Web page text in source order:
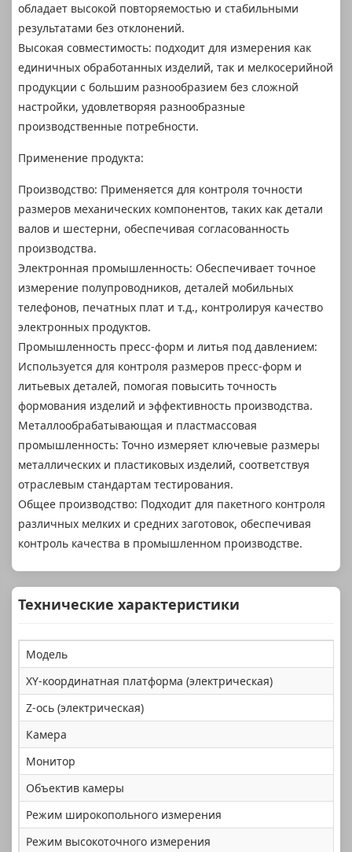
обладает высокой повторяемостью и стабильными
результатами без отклонений.
Высокая совместимость: подходит для измерения как
единичных обработанных изделий, так и мелкосерийной
продукции с большим разнообразием без сложной
настройки, удовлетворяя разнообразные
производственные потребности.
Применение продукта:
Производство: Применяется для контроля точности
размеров механических компонентов, таких как детали
валов и шестерни, обеспечивая согласованность
производства.
Электронная промышленность: Обеспечивает точное
измерение полупроводников, деталей мобильных
телефонов, печатных плат и т.д., контролируя качество
электронных продуктов.
Промышленность пресс-форм и литья под давлением:
Используется для контроля размеров пресс-форм и
литьевых деталей, помогая повысить точность
формования изделий и эффективность производства.
Металлообрабатывающая и пластмассовая
промышленность: Точно измеряет ключевые размеры
металлических и пластиковых изделий, соответствуя
отраслевым стандартам тестирования.
Общее производство: Подходит для пакетного контроля
различных мелких и средних заготовок, обеспечивая
контроль качества в промышленном производстве.
Технические характеристики
Модель
XY-координатная платформа (электрическая)
Z-ось (электрическая)
Камера
Монитор
Объектив камеры
Режим широкопольного измерения
Режим высокоточного измерения